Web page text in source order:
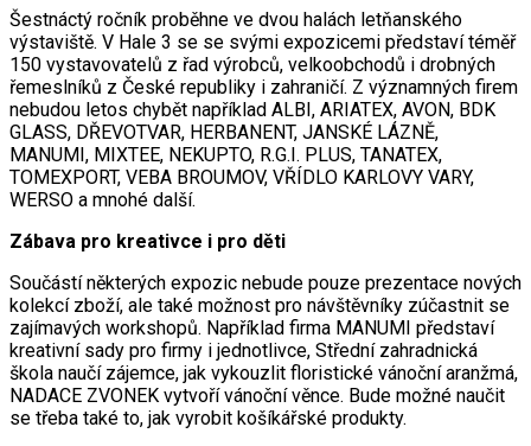
Šestnáctý ročník proběhne ve dvou halách letňanského
výstaviště. V Hale 3 se se svými expozicemi představí téměř
150 vystavovatelů z řad výrobců, velkoobchodů i drobných
řemeslníků z České republiky i zahraničí. Z významných firem
nebudou letos chybět například ALBI, ARIATEX, AVON, BDK
GLASS, DŘEVOTVAR, HERBANENT, JANSKÉ LÁZNĚ,
MANUMI, MIXTEE, NEKUPTO, R.G.I. PLUS, TANATEX,
TOMEXPORT, VEBA BROUMOV, VŘÍDLO KARLOVY VARY,
WERSO a mnohé další.
Zábava pro kreativce i pro děti
Součástí některých expozic nebude pouze prezentace nových
kolekcí zboží, ale také možnost pro návštěvníky zúčastnit se
zajímavých workshopů. Například firma MANUMI představí
kreativní sady pro firmy i jednotlivce, Střední zahradnická
škola naučí zájemce, jak vykouzlit floristické vánoční aranžmá,
NADACE ZVONEK vytvoří vánoční věnce. Bude možné naučit
se třeba také to, jak vyrobit košíkářské produkty.